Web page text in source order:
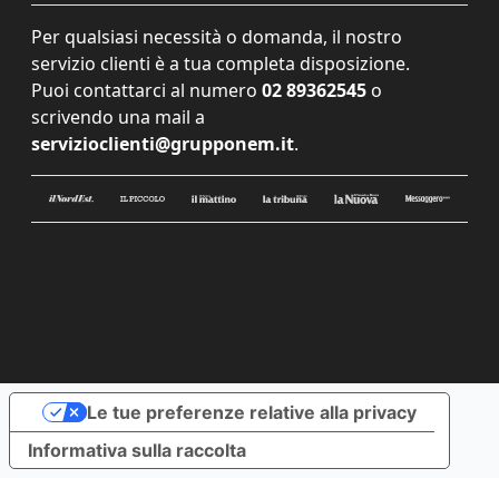
Per qualsiasi necessità o domanda, il nostro
servizio clienti è a tua completa disposizione.
Puoi contattarci al numero 02 89362545 o
scrivendo una mail a
servizioclienti@grupponem.it.
Informativa sulla raccolta
Le tue preferenze relative alla privacy